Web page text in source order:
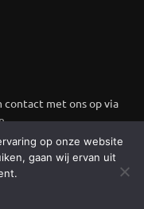
contact met ons op via
.
op onze website
gaan wij ervan uit